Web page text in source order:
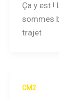
Ça y est !
sommes
trajet
CM2